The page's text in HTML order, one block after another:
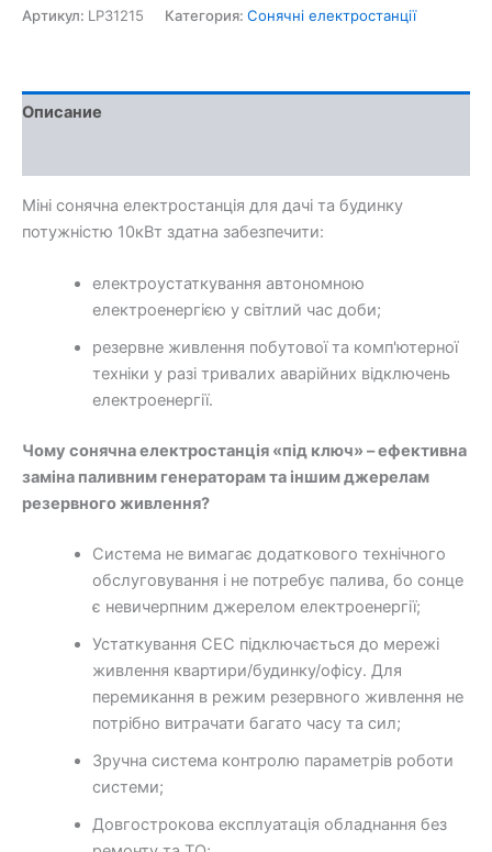
станція
з
LiFePO4
(двосторонні
панелі)
Артикул: LP31215 Категория: Сонячні електростанції
Описание
Міні сонячна електростанція для дачі та будинку
потужністю 10кВт здатна забезпечити:
електроустаткування автономною
електроенергією у світлий час доби;
резервне живлення побутової та комп'ютерної
техніки у разі тривалих аварійних відключень
електроенергії.
Чому сонячна електростанція «під ключ» – ефективна
заміна паливним генераторам та іншим джерелам
резервного живлення?
Система не вимагає додаткового технічного
обслуговування і не потребує палива, бо сонце
є невичерпним джерелом електроенергії;
Устаткування СЕС підключається до мережі
живлення квартири/будинку/офісу. Для
перемикання в режим резервного живлення не
потрібно витрачати багато часу та сил;
Зручна система контролю параметрів роботи
системи;
Довгострокова експлуатація обладнання без